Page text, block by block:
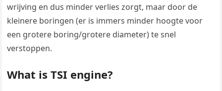
wrijving en dus minder verlies zorgt, maar door de
kleinere boringen (er is immers minder hoogte voor
een grotere boring/grotere diameter) te snel
verstoppen.
What is TSI engine?